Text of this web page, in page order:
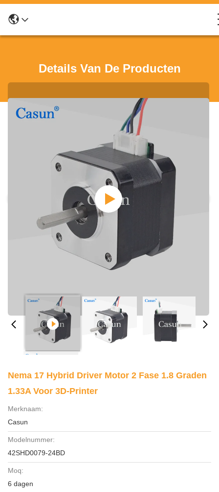
Details Van De Producten
Nema 17 Hybrid Driver Motor 2 Fase 1.8 Graden
1.33A Voor 3D-Printer
Merknaam:
Casun
Modelnummer:
42SHD0079-24BD
Moq:
6 dagen